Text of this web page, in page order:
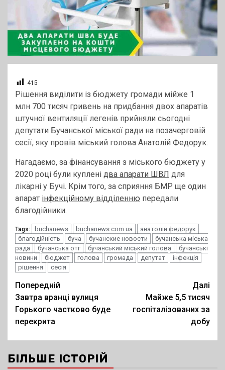
415
Рішення виділити із бюджету громади мійже 1
млн 700 тисяч гривень на придбання двох апаратів
штучної вентиляції легенів прийняли сьогодні
депутати Бучанської міської ради на позачерговій
сесії, яку провів міський голова Анатолій Федорук.
Нагадаємо, за фінансування з міського бюджету у
2020 році були куплені два апарати ШВЛ для
лікарні у Бучі. Крім того, за сприяння БМР ще один
апарат інфекційному відділенню передали
благодійники.
Tags: buchanews buchanews.com.ua
анатолій федорук
благодійність
буча бучанские новости
бучанська міська
рада
бучанська отг бучанський міський голова
бучанські
новини
бюджет голова громада депутат
інфекція
рішення
сесія
Post
navigation
Попередній
Завтра вранці вулиця
Горького частково буде
перекрита
Далі
Майже 5,5 тисяч
госпіталізованих за
добу
БІЛЬШЕ ІСТОРІЙ